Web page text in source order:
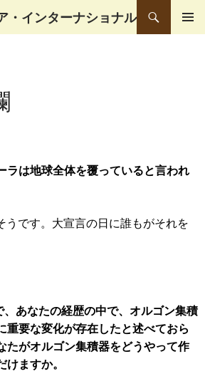
インターナショナル
ラは地球全体を覆っていると言われ
うです。大宣言の日に誰もがそれを
、あなたの経歴の中で、オルゴン集積
重要な変化が存在したと述べておら
たがオルゴン集積器をどうやって作
けますか。